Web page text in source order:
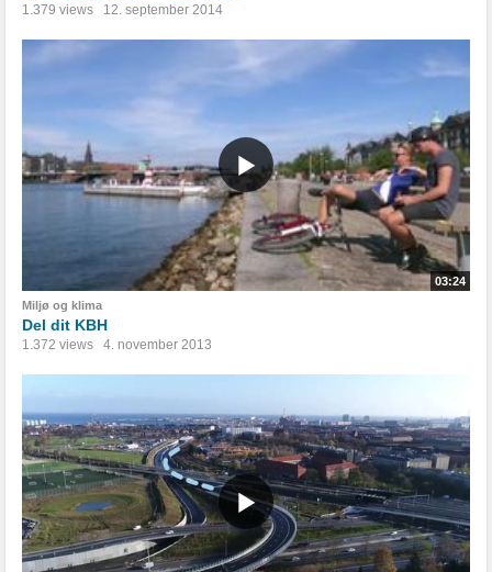
1.379 views 12. september 2014
03:24
Miljø og klima
Del dit KBH
1.372 views 4. november 2013